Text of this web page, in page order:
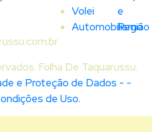
Volei
Automobilismo
e
Região
Folha De Taquarussu.
e Proteção de Dados - -
de Uso.